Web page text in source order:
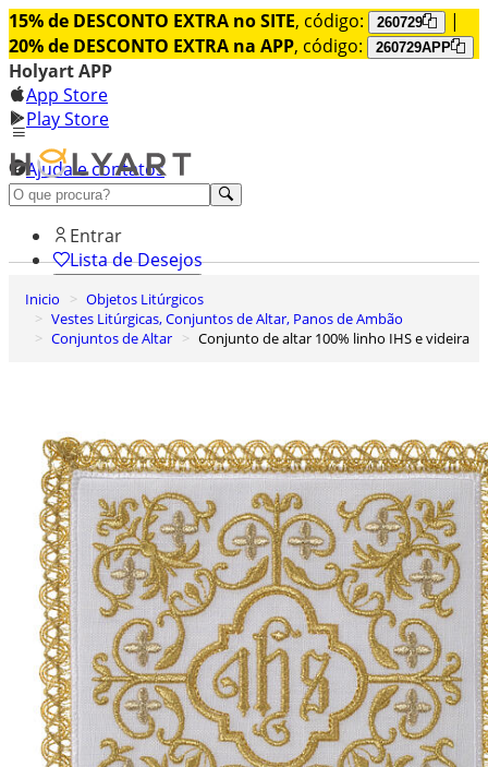
15% de DESCONTO EXTRA no SITE, código: 260729
|
20% de DESCONTO EXTRA na APP, código: 260729APP
Holyart APP
App Store
Play Store
Ajuda e contatos
Conheça premium
Entrar
Lista de Desejos
0
Carrinho de Compras
Inicio
Objetos Litúrgicos
Vestes Litúrgicas, Conjuntos de Altar, Panos de Ambão
Conjuntos de Altar
Conjunto de altar 100% linho IHS e videira